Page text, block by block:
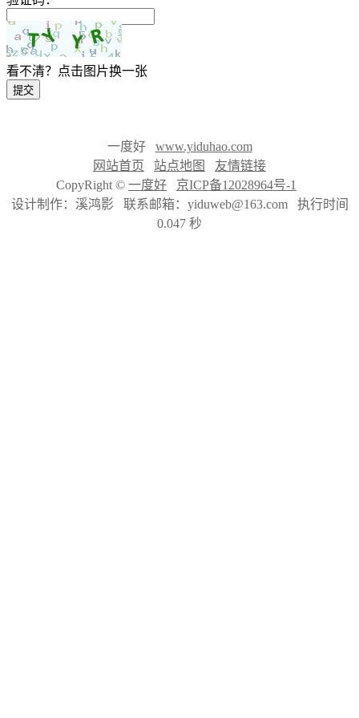
看不清？点击图片换一张
提交
一度好 www.yiduhao.com
网站首页
站点地图
友情链接
CopyRight © 一度好
京ICP备12028964号-1
设计制作：溪鸿影 联系邮箱：yiduweb@163.com 执行时间
0.047 秒